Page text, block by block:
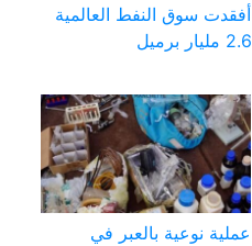
أفقدت سوق النفط العالمية
2.6 مليار برميل
عملية نوعية بالعبر في